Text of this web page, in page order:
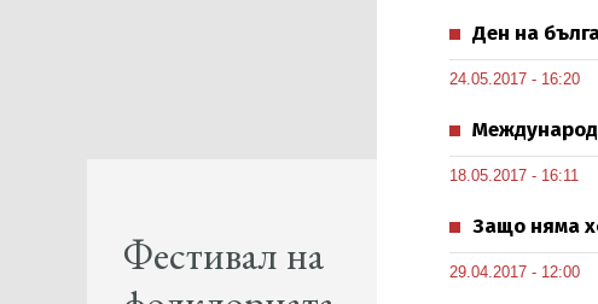
Фестивал на
Ден на
24.05.2017 - 16:20
18.05.2017 - 16:11
Защо няма
29.04.2017 - 12:00